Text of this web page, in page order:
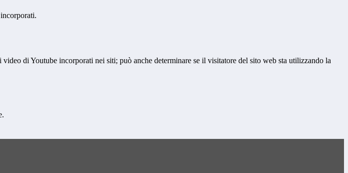
di Youtube incorporati nei siti; può anche determinare se il visitatore del sito web sta utilizzando la